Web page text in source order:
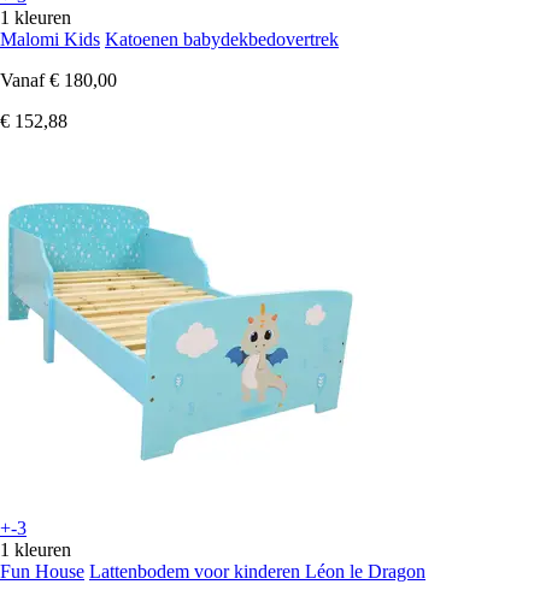
1 kleuren
Malomi Kids Katoenen babydekbedovertrek
Vanaf € 180,00
€ 152,88
+-3
1 kleuren
Fun House Lattenbodem voor kinderen Léon le Dragon